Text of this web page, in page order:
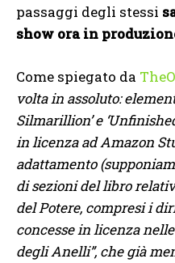
passaggi degli stessi
show ora in
Come spiegato da
volta in assoluto:
Silmarillion’ e
in licenza ad Amazon
adattamento
di sezioni del libro
del Potere, compresi i
concesse in licenza
degli Anelli”, che già